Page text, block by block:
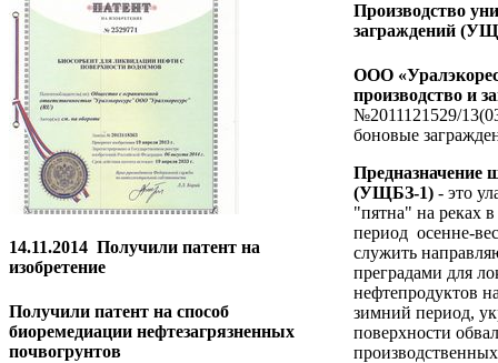
14.11.2014 Получили патент на
изобретение
Получили патент на способ
биоремедиации нефтезагрязненных
почвогрунтов
Производство
заграждений
ООО
производство и
№2011121529/
боновые
Предназначение
(УЩБЗ-1) - это
"пятна" на реках
период осенне-
служить
преградами для
нефтепродуктов
зимний период,
поверхности